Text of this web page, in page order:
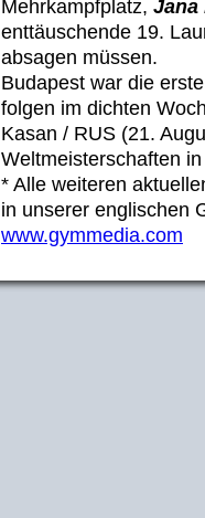
Mehrkampfplatz, Jana
enttäuschende 19.
absagen müssen.
Budapest war die
folgen im dichten
Kasan / RUS (21.
Weltmeisterschaften
* Alle weiteren
in unserer englischen
www.gymmedia.com